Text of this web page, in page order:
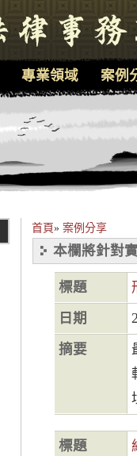
首頁» 案例分享
本欄將針對
標題
日期
摘要
標題
專業領域 案例